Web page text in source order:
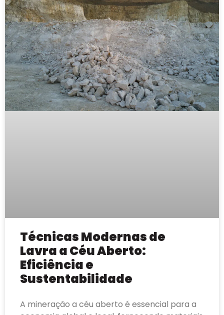
Técnicas Modernas de
Lavra a Céu Aberto:
Eficiência e
Sustentabilidade
A mineração a céu aberto é essencial para a